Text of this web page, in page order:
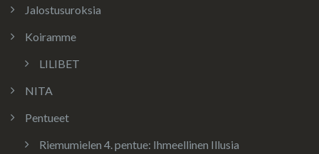
Jalostusuroksia
Koiramme
LILIBET
NITA
Pentueet
Riemumielen 4. pentue: Ihmeellinen Illusia